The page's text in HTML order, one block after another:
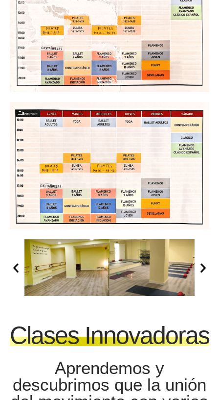
ClasesInnovadoras
Aprendemos y
descubrimos que la unión